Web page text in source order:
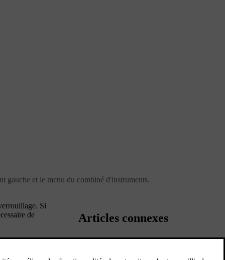
gauche et le menu du combiné d'instruments.
Si
de
Articles connexes